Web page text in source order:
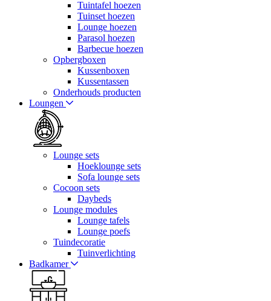
Tuintafel hoezen
Tuinset hoezen
Lounge hoezen
Parasol hoezen
Barbecue hoezen
Opbergboxen
Kussenboxen
Kussentassen
Onderhouds producten
Loungen
Lounge sets
Hoeklounge sets
Sofa lounge sets
Cocoon sets
Daybeds
Lounge modules
Lounge tafels
Lounge poefs
Tuindecoratie
Tuinverlichting
Badkamer